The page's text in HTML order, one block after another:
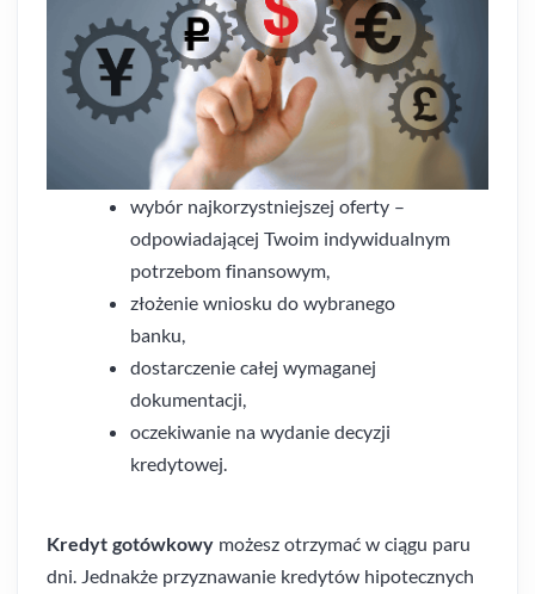
wybór najkorzystniejszej oferty –
odpowiadającej Twoim indywidualnym
potrzebom finansowym,
złożenie wniosku do wybranego
banku,
dostarczenie całej wymaganej
dokumentacji,
oczekiwanie na wydanie decyzji
kredytowej.
Kredyt gotówkowy możesz otrzymać w ciągu paru
dni. Jednakże przyznawanie kredytów hipotecznych